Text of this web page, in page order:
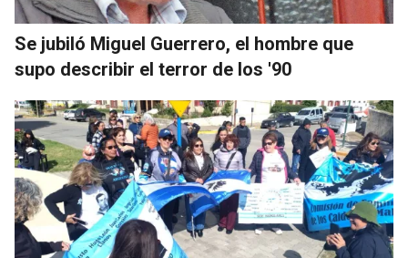
Se jubiló Miguel Guerrero, el hombre que
supo describir el terror de los '90